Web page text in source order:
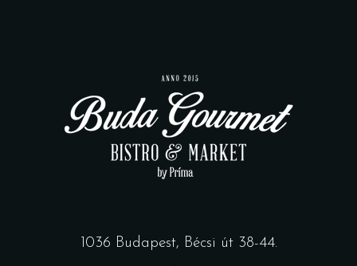
1036 Budapest, Bécsi út 38-44.